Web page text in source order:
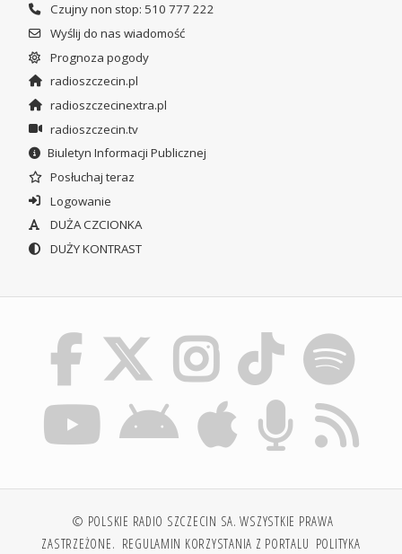
Czujny non stop: 510 777 222
Wyślij do nas wiadomość
Prognoza pogody
radioszczecin.pl
radioszczecinextra.pl
radioszczecin.tv
Biuletyn Informacji Publicznej
Posłuchaj teraz
Logowanie
DUŻA CZCIONKA
DUŻY KONTRAST
© POLSKIE RADIO SZCZECIN SA. WSZYSTKIE PRAWA
ZASTRZEŻONE. REGULAMIN KORZYSTANIA Z PORTALU POLITYKA